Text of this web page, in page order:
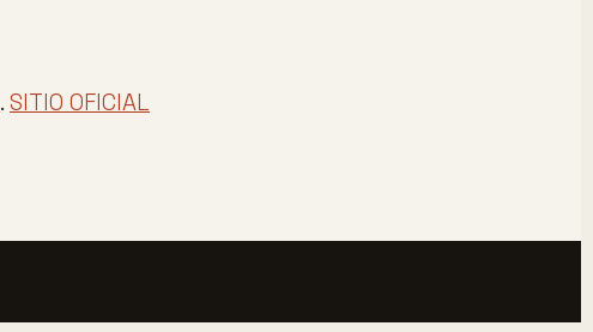
. SITIO OFICIAL